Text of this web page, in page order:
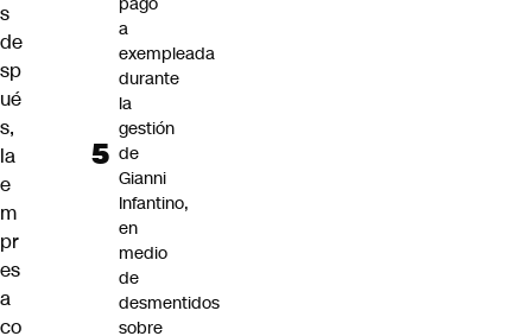
s
de
sp
ué
s,
la
e
m
pr
es
a
co
a
exempleada
durante
la
gestión
de
Gianni
Infantino,
en
medio
de
desmentidos
sobre